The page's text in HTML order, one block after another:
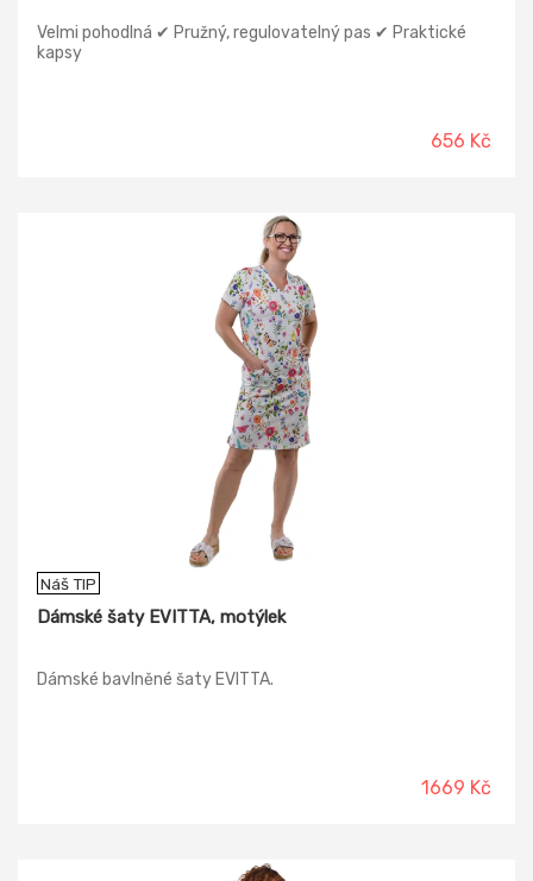
Velmi pohodlná ✔ Pružný, regulovatelný pas ✔ Praktické
kapsy
656 Kč
Náš TIP
Dámské šaty EVITTA, motýlek
Dámské bavlněné šaty EVITTA.
1669 Kč